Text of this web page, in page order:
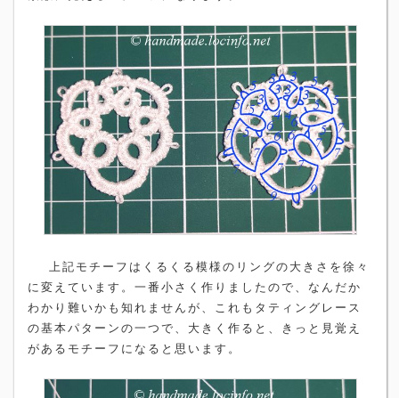
上記モチーフはくるくる模様のリングの大きさを徐々
に変えています。一番小さく作りましたので、なんだか
わかり難いかも知れませんが、これもタティングレース
の基本パターンの一つで、大きく作ると、きっと見覚え
があるモチーフになると思います。